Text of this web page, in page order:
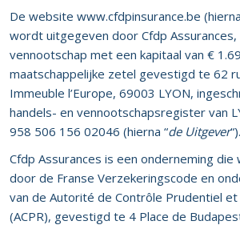
De website www.cfdpinsurance.be
wordt uitgegeven door Cfdp Assurances,
vennootschap met een kapitaal van €
maatschappelijke zetel gevestigd te 62
Immeuble l’Europe, 69003 LYON,
handels- en vennootschapsregister van
958 506 156 02046 (hierna “de Uitgever“).
Cfdp Assurances is een onderneming
door de Franse Verzekeringscode en
van de Autorité de Contrôle Prudentiel
(ACPR), gevestigd te 4 Place de